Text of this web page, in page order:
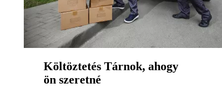
Költöztetés Tárnok, ahogy
ön szeretné